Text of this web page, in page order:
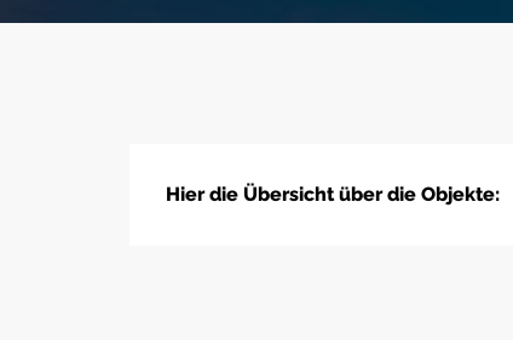
Hier die Übersicht über die Objekte: